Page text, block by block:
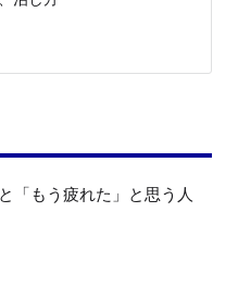
「もう疲れた」と思う人